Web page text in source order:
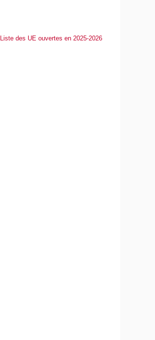
Liste des UE ouvertes en 2025-2026